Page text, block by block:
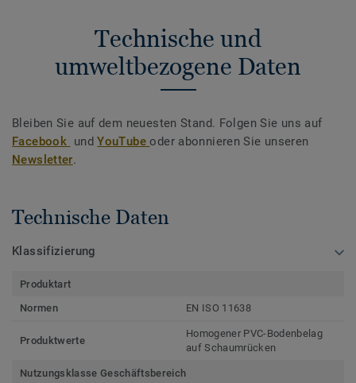
Technische und
umweltbezogene Daten
Bleiben Sie auf dem neuesten Stand. Folgen Sie uns auf
Facebook undYouTubeoder abonnieren Sie unseren
Newsletter.
Technische Daten
Klassifizierung
Produktart
Normen
EN ISO 11638
Produktwerte
Homogener PVC-Bodenbelag
auf Schaumrücken
Nutzungsklasse Geschäftsbereich